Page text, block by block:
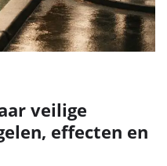
veilige
effecten en